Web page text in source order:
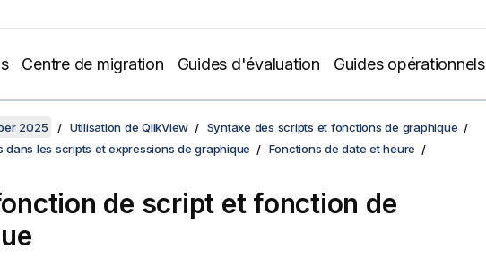
Centre de migration Guides d'évaluation Guides opérationnels
2025 Utilisation de QlikView
Syntaxe des scripts et fonctions de graphique
dans les scripts et expressions de graphique
Fonctions de date et heure
de script et fonction de